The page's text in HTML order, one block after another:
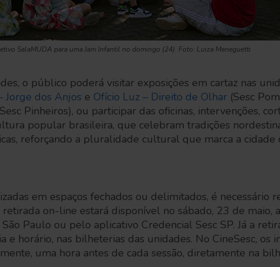
SalaMUDA para uma Jam Infantil no domingo (24). Foto: Luiza Meneguetti
o público poderá visitar exposições em cartaz nas
Jorge dos Anjos e Ofício Luz – Direito de Olhar (Sesc
Pinheiros), ou participar das oficinas, intervenções,
popular brasileira, que celebram tradições
reforçando a pluralidade cultural que marca a cidade
em espaços fechados ou delimitados, é necessário
on-line estará disponível no sábado, 23 de maio,
Paulo ou pelo aplicativo Credencial Sesc SP. Já a
e horário, nas bilheterias das unidades. No CineSesc, os
uma hora antes de cada sessão, diretamente na